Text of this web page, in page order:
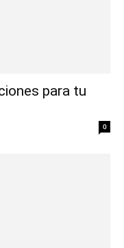
para tu
0